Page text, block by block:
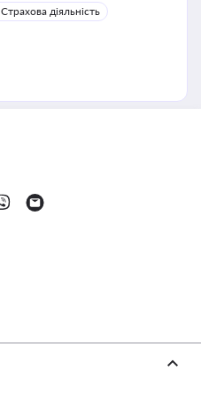
Страхова діяльність